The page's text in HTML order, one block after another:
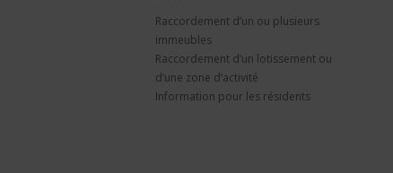
Raccordement d’un ou plusieurs
immeubles
Raccordement d’un lotissement ou
d’une zone d’activité
Information pour les résidents